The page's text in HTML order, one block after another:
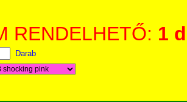
RENDELHETŐ: 1
Darab